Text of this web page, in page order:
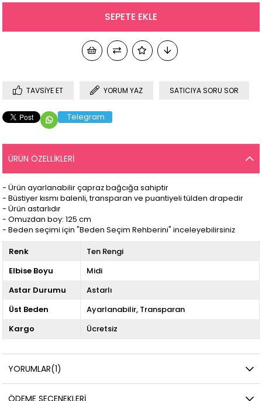
TAVSIYE ET YORUM YAZ SATICIYA SORU SOR
Telegram
ÜRÜN ÖZELLIKLERI
- Ürün ayarlanabilir çapraz bağcığa sahiptir
- Büstiyer kısmı balenli, transparan ve puantiyeli tülden drapedir
- Ürün astarlıdır
- Omuzdan boy: 125 cm
- Beden seçimi için "Beden Seçim Rehberini" inceleyebilirsiniz
Renk
Ten Rengi
Elbise Boyu
Midi
Astar Durumu
Astarlı
Üst Beden
Ayarlanabilir Transparan
Kargo
Ücretsiz
YORUMLAR(1)
ÖDEME SEÇENEKLERI